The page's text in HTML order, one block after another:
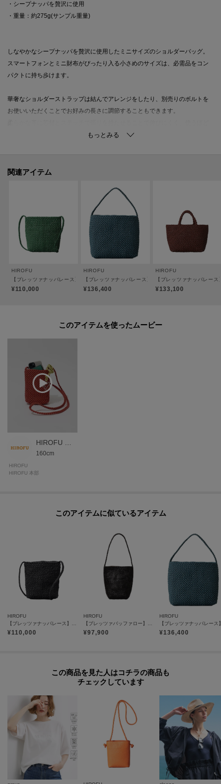
・シープナッパを贅沢に使用
・重量：約275g(サンプル重量)
しなやかなシープナッパを贅沢に使用したミニサイズのショルダーバッグ。
スマートフォンとミニ財布がぴったり入る小さめのサイズは、必需品をコン
パクトに持ち歩けます。
華奢なショルダーストラップは結んでアレンジをしたり、別売りのボルトを
お使いいただくことでお好みの長さに調節することもできます。
いただける、大人の洗練されたメッシュシリーズです。
※内側には取り外し可能なボトムパーツがついています。
【おすすめのご使用シーン】
スマートフォンやミニ財布などの必需品を入れて、普段使いのワンマイルバ
ワンピースに合わせてリゾートスタイルや、シャツやデニムと合わせて旅行
などアクティブなシーンにもおすすめです。
【グループについて】
職人の高い技術が光るメッシュのシリーズ、「ブレッツァ」。
「ブレッツァナッパレース」は贅沢なシープナッパをロープ状にし、ハンド
ルからボディまで一続きに編み上げられているためサイドに接ぎがなく立体
シンプルながら凛とした存在感を放ちます。
※細いテープ状の革が編み込まれたバッグの為、表面に凹凸があり、摩擦の
影響を受けやすい傾向があります。
※商品ご購入時にお渡しするお買上げ証明書にお取り扱い上のご注意とお手
入れについての表示がございますのでよくお読みください。
【気になるアイテムは『お気に入り登録』がおすすめです】
〈お気に入り登録とは〉
オンラインサイトの各アイテムにある「ハートマーク」をクリックして簡単
お気に入りアイテムが、在庫残りわずか・再入荷などキャンペーン対象にな
った場合にお知らせいたします。
た、パソコン・スマートフォンなどの環境により、若干製品と画像のカラー
が異なる場合もございます。
モデル情報：身長168cm B76 W58 H86
関連アイテム
HIROFU
【ブレッツァナッパレース】レザーメッシュショルダーバッグ S 本革（商品番号：
¥110,000
HIROFU
【ブレッツァナッパレース】レザーメッシュショルダ
¥136,400
HIROFU
【ブレッツァナッパレー
¥133,100
このアイテムを使ったムービー
HIROFU 本部スタッフ
160cm
HIROFU
HIROFU 本部
このアイテムに似ているアイテム
HIROFU
¥110,000
HIROFU
¥97,900
HIROFU
¥136,400
この商品を見た人はコチラの商品も
チェックしています